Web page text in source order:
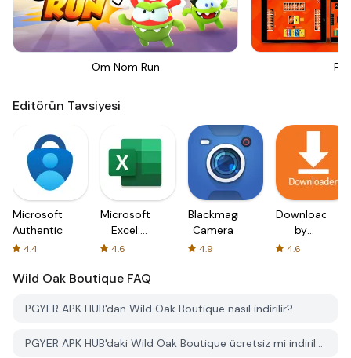
Om Nom Run
Editörün Tavsiyesi
Microsoft
Authenticator
4.4
Microsoft
Excel:
Spreadsheets
4.6
Blackmagic
Camera
4.9
Downloader
by
AFTVnews
4.6
Wild Oak Boutique FAQ
PGYER APK HUB'dan Wild Oak Boutique nasıl indirilir?
PGYER APK HUB'daki Wild Oak Boutique ücretsiz mi indirilebilir?